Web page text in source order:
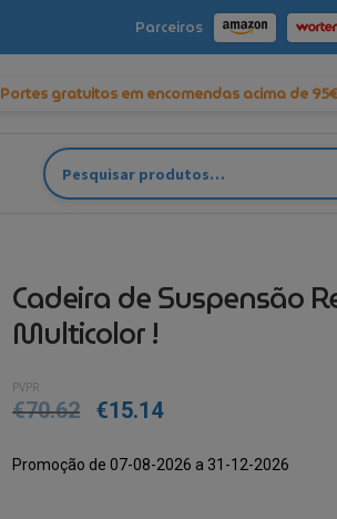
Parceiros
Portes gratuitos em encomendas acima de 95€
Pesquisar
por:
Cadeira de Suspensão
Multicolor !
PVPR
€70.62 €15.14
Promoção de 07-08-2026 a 31-12-2026